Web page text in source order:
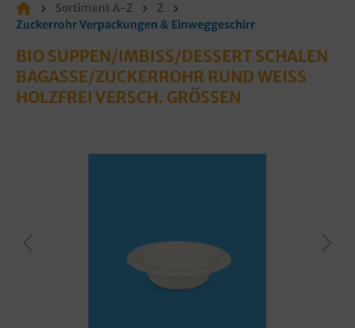
Sortiment A-Z
Z
Zuckerrohr Verpackungen & Einweggeschirr
BIO SUPPEN/IMBISS/DESSERT SCHALEN
BAGASSE/ZUCKERROHR RUND WEISS H
OLZFREI VERSCH. GRÖSSEN